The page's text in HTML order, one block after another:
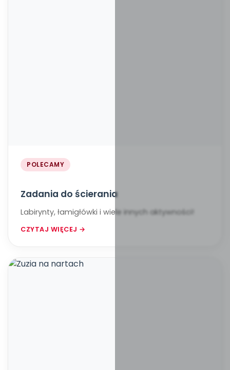
POLECAMY
Zadania do ścierania
Labirynty, łamigłówki i wiele innych aktywności!
CZYTAJ WIĘCEJ →